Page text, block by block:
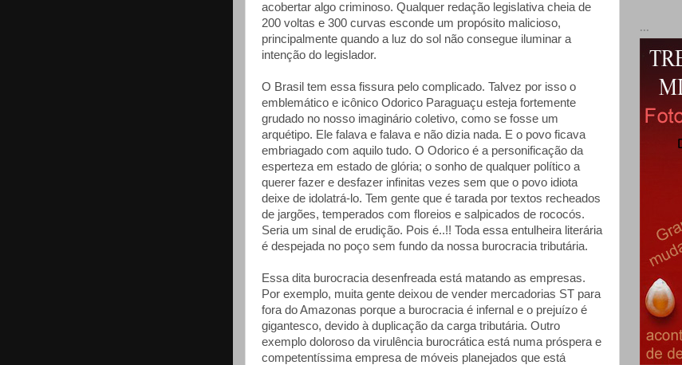
acobertar algo criminoso. Qualquer redação legislativa cheia de
200 voltas e 300 curvas esconde um propósito malicioso,
principalmente quando a luz do sol não consegue iluminar a
intenção do legislador.
O Brasil tem essa fissura pelo complicado. Talvez por isso o
emblemático e icônico Odorico Paraguaçu esteja fortemente
grudado no nosso imaginário coletivo, como se fosse um
arquétipo. Ele falava e falava e não dizia nada. E o povo ficava
embriagado com aquilo tudo. O Odorico é a personificação da
esperteza em estado de glória; o sonho de qualquer político a
querer fazer e desfazer infinitas vezes sem que o povo idiota
deixe de idolatrá-lo. Tem gente que é tarada por textos recheados
de jargões, temperados com floreios e salpicados de rococós.
Seria um sinal de erudição. Pois é..!! Toda essa entulheira literária
é despejada no poço sem fundo da nossa burocracia tributária.
Essa dita burocracia desenfreada está matando as empresas.
Por exemplo, muita gente deixou de vender mercadorias ST para
fora do Amazonas porque a burocracia é infernal e o prejuízo é
gigantesco, devido à duplicação da carga tributária. Outro
exemplo doloroso da virulência burocrática está numa próspera e
competentíssima empresa de móveis planejados que está
...